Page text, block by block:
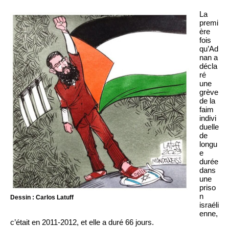
Dessin : Carlos Latuff
La
premi
ère
fois
qu’Ad
nan a
décla
ré
une
grève
de la
faim
indivi
duelle
de
longu
e
durée
dans
une
priso
n
israéli
enne,
c’était en 2011-2012, et elle a duré 66 jours.